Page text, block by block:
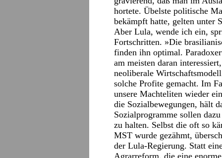
hortete. Übelste politische
bekämpft hatte, gelten unter
Aber Lula, wende ich ein,
Fortschritten. »Die
finden ihn optimal.
am meisten daran
neoliberale
solche Profite gemacht. Im
unsere Machteliten wieder
die Sozialbewegungen, hält
Sozialprogramme sollen
zu halten. Selbst die oft so
MST wurde gezähmt,
der Lula-Regierung. Statt
Agrarreform, die eine